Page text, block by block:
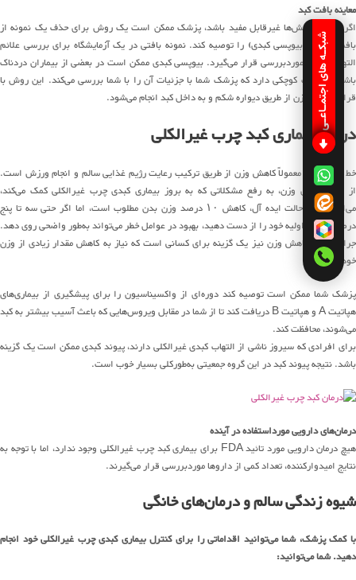
معاینه بافت کبد
اگر سایر آزمایش‌ها غیرقابل مفید باشد، پزشک ممکن است یک روش برای حذف یک نمونه از
بافت از کبد (بیوپسی کبدی) را توصیه کند. نمونه بافتی در یک آزمایشگاه برای بررسی علائم
التهاب و زخم موردبررسی قرار می‌گیرد. بیوپسی کبدی ممکن است در بعضی از بیماران دردناک
باشد و خطرات کوچکی دارد که پزشک شما با جزئیات آن را با شما بررسی می‌کند. این روش با
قرار دادن سوزن از طریق دیواره شکم و به داخل کبد انجام می‌شود.
درمان بیماری کبد چرب غیرالکلی
خط اول درمان معمولاً کاهش وزن از طریق ترکیب رعایت رژیم غذایی سالم و انجام ورزش است.
از دست دادن وزن، به رفع مشکلاتی که به بروز بیماری کبدی چرب غیرالکلی کمک می‌کند،
می‌انجامد. در حالت ایده آل، کاهش ۱۰ درصد وزن بدن مطلوب است، اما اگر حتی سه تا پنج
درصد از وزن اولیه خود را از دست دهید، بهبود در عوامل خطر می‌تواند به‌طور واضحی روی دهد.
جراحی برای کاهش وزن نیز یک گزینه برای کسانی است که نیاز به کاهش مقدار زیادی از وزن
خوددارند.
پزشک شما ممکن است توصیه کند دوره‌ای از واکسیناسیون را برای پیشگیری از بیماری‌های
هپاتیت A و هپاتیت B دریافت کند تا از شما در مقابل ویروس‌هایی که باعث آسیب بیشتر به کبد
می‌شوند، محافظت کند.
برای افرادی که سیروز ناشی از التهاب کبدی غیرالکلی دارند، پیوند کبدی ممکن است یک گزینه
باشد. نتیجه پیوند کبد در این گروه جمعیتی به‌طورکلی بسیار خوب است.
درمان‌های دارویی مورداستفاده در آینده
هیچ درمان دارویی مورد تائید FDA برای بیماری کبد چرب غیرالکلی وجود ندارد، اما با توجه به
نتایج امیدوارکننده، تعداد کمی از داروها موردبررسی قرار می‌گیرند.
شیوه زندگی سالم و درمان‌های خانگی
با کمک پزشک، شما می‌توانید اقداماتی را برای کنترل بیماری کبدی چرب غیرالکلی خود انجام
دهید. شما می‌توانید:
شبکـه های اجتمـاعـی